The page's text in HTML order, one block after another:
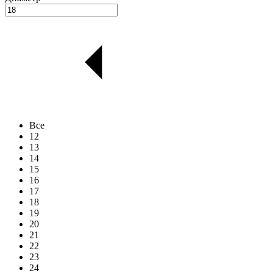
Все
12
13
14
15
16
17
18
19
20
21
22
23
24